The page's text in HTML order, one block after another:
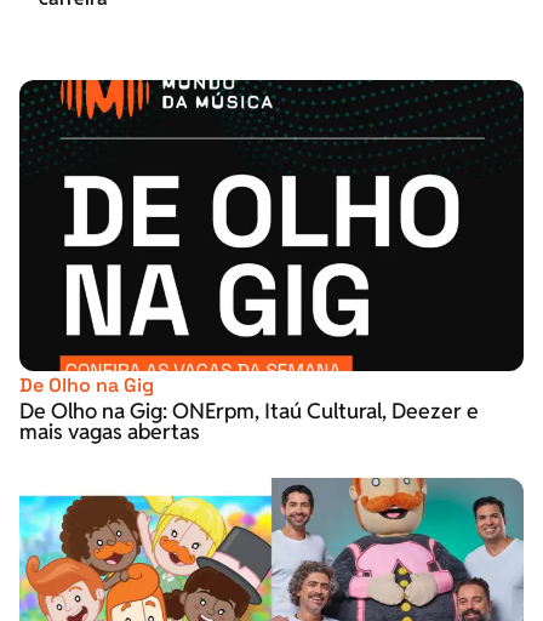
De Olho na Gig
De Olho na Gig: ONErpm, Itaú Cultural, Deezer e
mais vagas abertas